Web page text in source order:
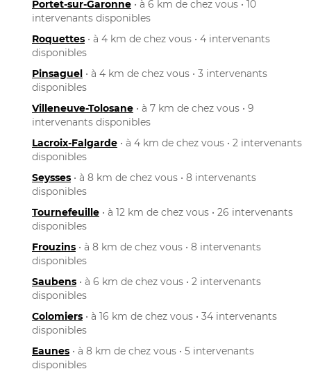
Portet-sur-Garonne • à 6 km de chez vous • 10
intervenants disponibles
Roquettes • à 4 km de chez vous • 4 intervenants
disponibles
Pinsaguel • à 4 km de chez vous • 3 intervenants
disponibles
Villeneuve-Tolosane • à 7 km de chez vous • 9
intervenants disponibles
Lacroix-Falgarde • à 4 km de chez vous • 2 intervenants
disponibles
Seysses • à 8 km de chez vous • 8 intervenants
disponibles
Tournefeuille • à 12 km de chez vous • 26 intervenants
disponibles
Frouzins • à 8 km de chez vous • 8 intervenants
disponibles
Saubens • à 6 km de chez vous • 2 intervenants
disponibles
Colomiers • à 16 km de chez vous • 34 intervenants
disponibles
Eaunes • à 8 km de chez vous • 5 intervenants
disponibles